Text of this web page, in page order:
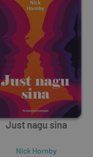
Just nagu sina
Nick Hornby